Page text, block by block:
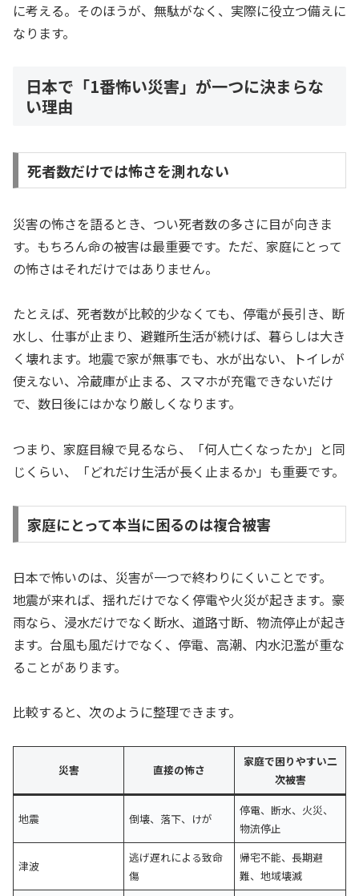
に考える。そのほうが、無駄がなく、実際に役立つ備えに
なります。
日本で「1番怖い災害」が一つに決まらな
い理由
死者数だけでは怖さを測れない
災害の怖さを語るとき、つい死者数の多さに目が向きま
す。もちろん命の被害は最重要です。ただ、家庭にとって
の怖さはそれだけではありません。
たとえば、死者数が比較的少なくても、停電が長引き、断
水し、仕事が止まり、避難所生活が続けば、暮らしは大き
く壊れます。地震で家が無事でも、水が出ない、トイレが
使えない、冷蔵庫が止まる、スマホが充電できないだけ
で、数日後にはかなり厳しくなります。
つまり、家庭目線で見るなら、「何人亡くなったか」と同
じくらい、「どれだけ生活が長く止まるか」も重要です。
家庭にとって本当に困るのは複合被害
日本で怖いのは、災害が一つで終わりにくいことです。
地震が来れば、揺れだけでなく停電や火災が起きます。豪
雨なら、浸水だけでなく断水、道路寸断、物流停止が起き
ます。台風も風だけでなく、停電、高潮、内水氾濫が重な
ることがあります。
比較すると、次のように整理できます。
災害 直接の怖さ
家庭で困りやすい二
次被害
地震 倒壊、落下、けが
停電、断水、火災、
物流停止
津波
逃げ遅れによる致命
傷
帰宅不能、長期避
難、地域壊滅